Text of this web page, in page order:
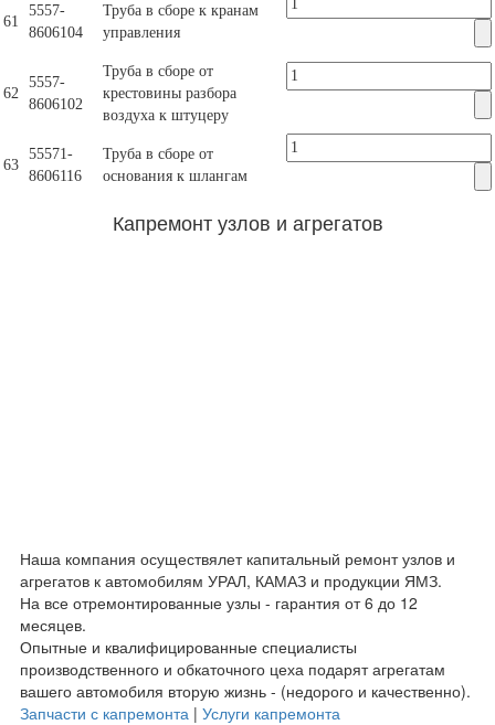
61
5557-
8606104
Труба в сборе к кранам
управления
62
5557-
8606102
Труба в сборе от
крестовины разбора
воздуха к штуцеру
63
55571-
8606116
Труба в сборе от
основания к шлангам
Капремонт узлов и агрегатов
Наша компания осуществялет капитальный ремонт узлов и
агрегатов к автомобилям УРАЛ, КАМАЗ и продукции ЯМЗ.
На все отремонтированные узлы - гарантия от 6 до 12
месяцев.
Опытные и квалифицированные специалисты
производственного и обкаточного цеха подарят агрегатам
вашего автомобиля вторую жизнь - (недорого и качественно).
Запчасти с капремонта | Услуги капремонта